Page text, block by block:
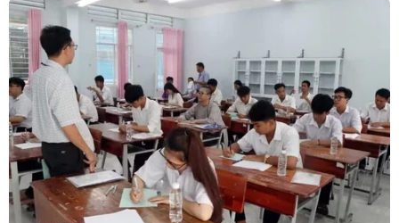
(TTXVN/Vietnam+)